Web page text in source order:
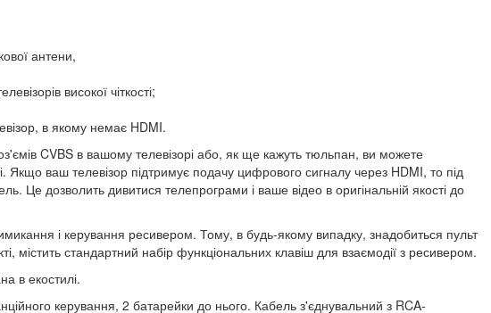
антени,
високої чіткості;
в якому немає HDMI.
CVBS в вашому телевізорі або, як ще кажуть тюльпан, ви можете
Якщо ваш телевізор підтримує подачу цифрового сигналу через HDMI, то під
Це дозволить дивитися телепрограми і ваше відео в оригінальній якості до
і керування ресивером. Тому, в будь-якому випадку, знадобиться пульт
містить стандартний набір функціональних клавіш для взаємодії з ресивером.
в екостилі.
керування, 2 батарейки до нього. Кабель з'єднувальний з RCA-